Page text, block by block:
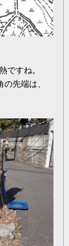
ですね。
先端は、